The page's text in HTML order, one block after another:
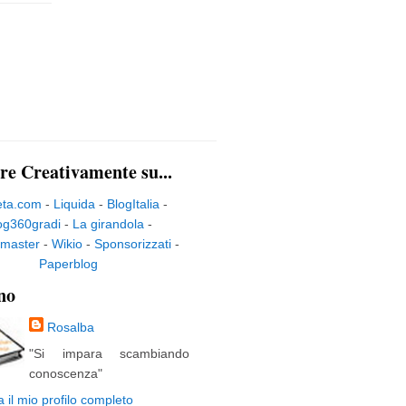
Creativamente su...
- Liquida - BlogItalia -
- La girandola -
- Wikio- Sponsorizzati-
Paperblog
Rosalba
"Si impara scambiando
conoscenza"
il mio profilo completo